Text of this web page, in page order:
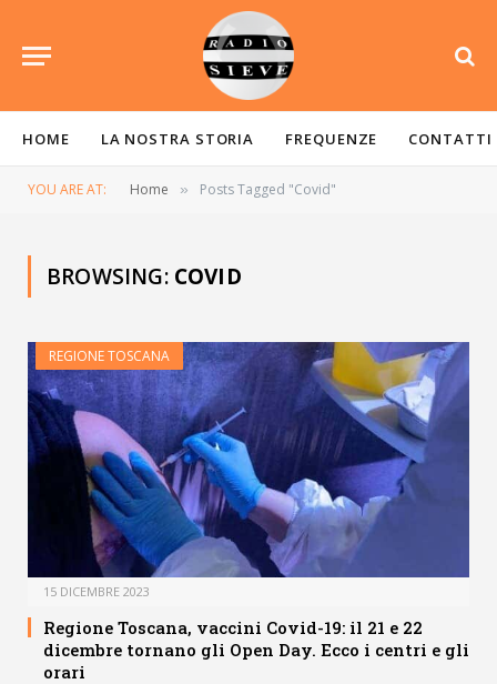
HOME LA NOSTRA STORIA FREQUENZE CONTATTI
YOU ARE AT: Home » Posts Tagged "Covid"
BROWSING: COVID
REGIONE TOSCANA
15 DICEMBRE 2023
Regione Toscana, vaccini Covid-19: il 21 e 22
dicembre tornano gli Open Day. Ecco i centri e gli
orari